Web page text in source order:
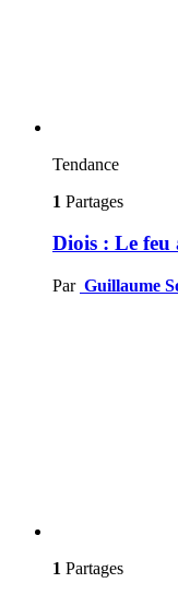
Tendance
1 Partages
Diois : Le feu
Par Guillaume
1 Partages